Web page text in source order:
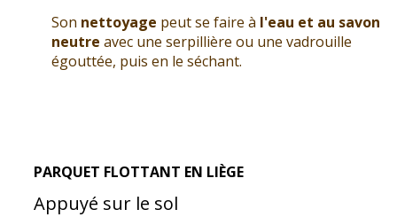
Son nettoyage peut se faire à l'eau et au savon
neutre avec une serpillière ou une vadrouille
égouttée, puis en le séchant.
PARQUET FLOTTANT EN LIÈGE
Appuyé sur le sol